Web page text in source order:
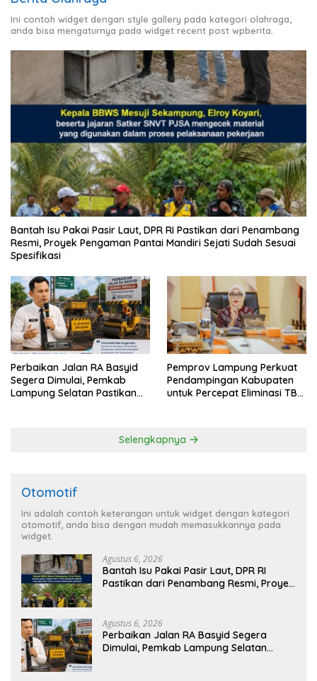
Ini contoh widget dengan style gallery pada kategori olahraga,
anda bisa mengaturnya pada widget recent post wpberita.
Bantah Isu Pakai Pasir Laut, DPR RI Pastikan dari Penambang
Resmi, Proyek Pengaman Pantai Mandiri Sejati Sudah Sesuai
Spesifikasi
Perbaikan Jalan RA Basyid
Segera Dimulai, Pemkab
Lampung Selatan Pastikan
Pemprov Lampung Perkuat
Pendampingan Kabupaten
untuk Percepat Eliminasi TBC
Selengkapnya
Otomotif
Ini adalah contoh keterangan untuk widget dengan kategori
otomotif, anda bisa dengan mudah memasukkannya pada
widget.
Agustus 6, 2026
Bantah Isu Pakai Pasir Laut, DPR RI
Pastikan dari Penambang Resmi, Proyek
Agustus 6, 2026
Perbaikan Jalan RA Basyid Segera
Dimulai, Pemkab Lampung Selatan